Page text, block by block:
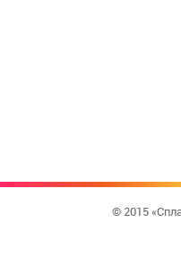
© 2015